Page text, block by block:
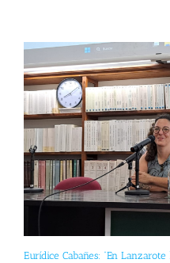
Eurídice Cabañes: “En